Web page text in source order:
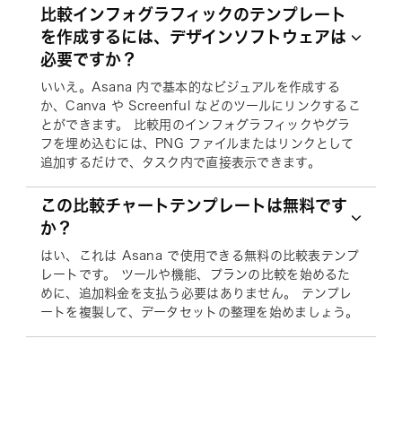
比較インフォグラフィックのテンプレート
を作成するには、デザインソフトウェアは
必要ですか？
いいえ。Asana 内で基本的なビジュアルを作成する
か、Canva や Screenful などのツールにリンクするこ
とができます。 比較用のインフォグラフィックやグラ
フを埋め込むには、PNG ファイルまたはリンクとして
追加するだけで、タスク内で直接表示できます。
この比較チャートテンプレートは無料です
か？
はい、これは Asana で使用できる無料の比較表テンプ
レートです。 ツールや機能、プランの比較を始めるた
めに、追加料金を支払う必要はありません。 テンプレ
ートを複製して、データセットの整理を始めましょう。